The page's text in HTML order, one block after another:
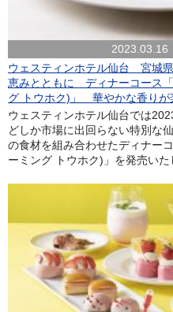
2023.03.16
ウェスティンホテル仙台 宮城
恵みとともに ディナーコース
グ トウホク)」 華やかな香りが
ウェスティンホテル仙台では
どしか市場に出回らない特別な
の食材を組み合わせたディナー
ーミング トウホク)」を発売い